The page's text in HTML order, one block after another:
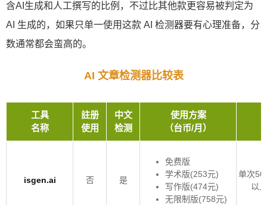
含AI生成和人工撰写的比例，不过比其他款更容易被判定为
AI 生成的，如果只单一使用这款 AI 检测器要有心理准备，分
数通常都会蛮高的。
AI 文章检测器比较表
工具
名称
註册
使用
中文
检测
使用方案
（台币/月）
isgen.ai 否 是
免费版
学术版(253元)
写作版(474元)
无限制版(758元)
单次
以